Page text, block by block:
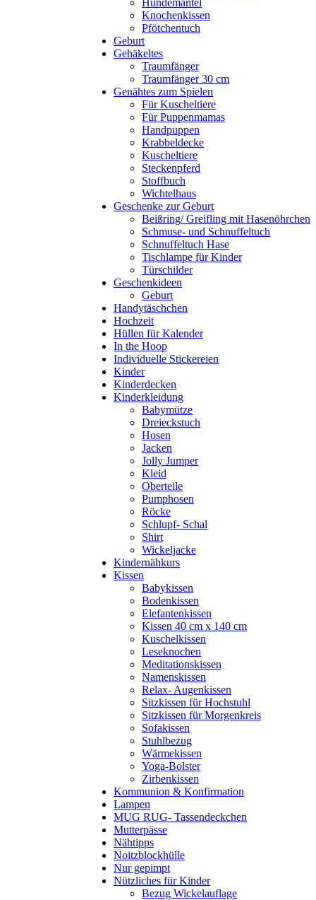
Hundemantel
Knochenkissen
Pfötchentuch
Geburt
Gehäkeltes
Traumfänger
Traumfänger 30 cm
Genähtes zum Spielen
Für Kuscheltiere
Für Puppenmamas
Handpuppen
Krabbeldecke
Kuscheltiere
Steckenpferd
Stoffbuch
Wichtelhaus
Geschenke zur Geburt
Beißring/ Greifling mit Hasenöhrchen
Schmuse- und Schnuffeltuch
Schnuffeltuch Hase
Tischlampe für Kinder
Türschilder
Geschenkideen
Geburt
Handytäschchen
Hochzeit
Hüllen für Kalender
In the Hoop
Individuelle Stickereien
Kinder
Kinderdecken
Kinderkleidung
Babymütze
Dreieckstuch
Hosen
Jacken
Jolly Jumper
Kleid
Oberteile
Pumphosen
Röcke
Schlupf- Schal
Shirt
Wickeljacke
Kindernähkurs
Kissen
Babykissen
Bodenkissen
Elefantenkissen
Kissen 40 cm x 140 cm
Kuschelkissen
Leseknochen
Meditationskissen
Namenskissen
Relax- Augenkissen
Sitzkissen für Hochstuhl
Sitzkissen für Morgenkreis
Sofakissen
Stuhlbezug
Wärmekissen
Yoga-Bolster
Zirbenkissen
Kommunion & Konfirmation
Lampen
MUG RUG- Tassendeckchen
Mutterpässe
Nähtipps
Noitzblockhülle
Nur gepimpt
Nützliches für Kinder
Bezug Wickelauflage